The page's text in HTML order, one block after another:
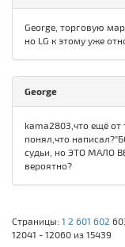
George, торговую
но LG к этому уже
George
kama2803,что ещё
понял,что
судьи, но ЭТО МАЛО
вероятно?
Страницы: 1 2 601 602
12041 - 12060 из 15439